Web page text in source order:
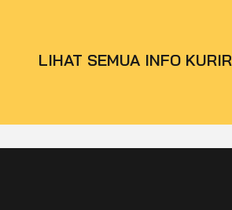
LIHAT SEMUA INFO KURIR